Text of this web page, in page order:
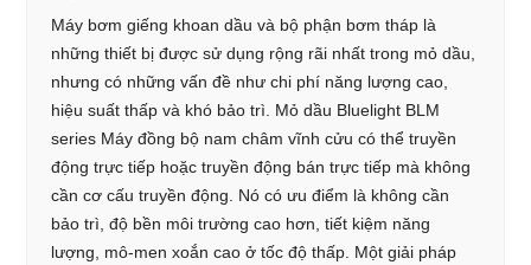
Máy bơm giếng khoan dầu và bộ phận bơm tháp là
những thiết bị được sử dụng rộng rãi nhất trong mỏ dầu,
nhưng có những vấn đề như chi phí năng lượng cao,
hiệu suất thấp và khó bảo trì. Mỏ dầu Bluelight BLM
series Máy đồng bộ nam châm vĩnh cửu có thể truyền
động trực tiếp hoặc truyền động bán trực tiếp mà không
cần cơ cấu truyền động. Nó có ưu điểm là không cần
bảo trì, độ bền môi trường cao hơn, tiết kiệm năng
lượng, mô-men xoắn cao ở tốc độ thấp. Một giải pháp